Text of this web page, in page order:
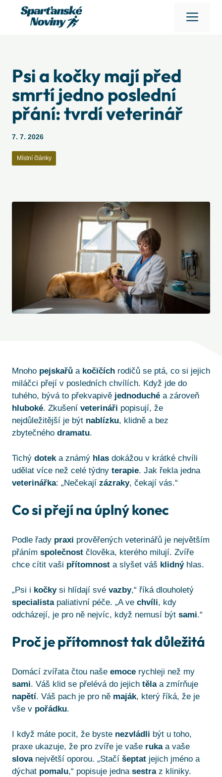
Přeskočit
Psi a kočky mají před
smrtí jedno poslední
přání: tvrdí veterinář
7. 7. 2026
Místní články
Mnoho pejskařů a kočičích rodičů se ptá, co si jejich
miláčci přejí v posledních chvílích. Když jde do
tuhého, bývá to překvapivě jednoduché a zároveň
hluboké. Zkušení veterináři popisují, že
nejdůležitější je být nablízku, klidně a bez
zbytečného dramatu.
Tichý dotek a známý hlas dokážou v krátké chvíli
udělat více než celé týdny terapie. Jak řekla jedna
veterinářka: „Nečekají zázraky, čekají vás.“
Co si přejí na úplný konec
Podle řady praxi prověřených veterinářů je největším
přáním společnost člověka, kterého milují. Zvíře
chce cítit vaši přítomnost a slyšet váš klidnýhlas.
„Psi i kočkysi hlídají své vazby,“ říká dlouholetý
specialistapaliativní péče. „A ve chvíli, kdy
odcházejí, je pro ně nejvíc, když nemusí být sami.“
Proč je přítomnost tak důležitá
Domácí zvířata čtou naše emoce rychleji než my
sami. Váš klid se přelévá do jejich tělaa zmírňuje
napětí. Váš pach je pro ně maják, který říká, že je
vše v pořádku.
I když máte pocit, že byste nezvládli být u toho,
praxe ukazuje, že pro zvíře je vaše rukaa vaše
slovanejvětší oporou. „Stačí šeptat jejich jméno a
dýchat pomalu,“ popisuje jedna sestraz kliniky.